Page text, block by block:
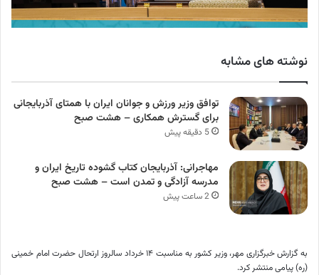
نوشته های مشابه
توافق وزیر ورزش و جوانان ایران با همتای آذربایجانی
برای گسترش همکاری – هشت صبح
5 دقیقه پیش
مهاجرانی: آذربایجان کتاب گشوده تاریخ ایران و
مدرسه آزادگی و تمدن است – هشت صبح
2 ساعت پیش
به گزارش خبرگزاری مهر، وزیر کشور به مناسبت ۱۴ خرداد سالروز ارتحال حضرت امام خمینی
(ره) پیامی منتشر کرد.